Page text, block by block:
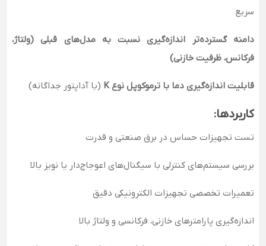
سریع
دامنه گسترده‌تر اندازه‌گیری نسبت به مدل‌های قبلی (ولتاژ،
فرکانس، ظرفیت خازنی)
قابلیت اندازه‌گیری دما با ترموکوپل نوع K (با آداپتور جداگانه)
کاربردها:
تست تجهیزات حساس در برق صنعتی و قدرت
بررسی سیستم‌های کنترلی با سیگنال‌های اعوجاج‌دار یا نویز بالا
تعمیرات تخصصی تجهیزات الکترونیکی دقیق
اندازه‌گیری پارامترهای خازنی، فرکانسی و ولتاژ بالا